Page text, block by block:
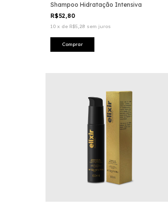
Shampoo Hidratação Intensiva
R$52,80
10 x de R$5,28 sem juros